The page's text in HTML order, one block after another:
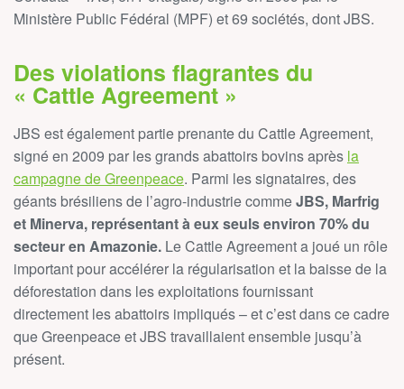
Ministère Public Fédéral (MPF) et 69 sociétés, dont JBS.
Des violations flagrantes du
« Cattle Agreement »
JBS est également partie prenante du Cattle Agreement,
signé en 2009 par les grands abattoirs bovins après la
campagne de Greenpeace. Parmi les signataires, des
géants brésiliens de l’agro-industrie commeJBS, Marfrig
et Minerva, représentant à eux seuls environ 70% du
secteur en Amazonie. Le Cattle Agreement a joué un rôle
important pour accélérer la régularisation et la baisse de la
déforestation dans les exploitations fournissant
directement les abattoirs impliqués – et c’est dans ce cadre
que Greenpeace et JBS travaillaient ensemble jusqu’à
présent.